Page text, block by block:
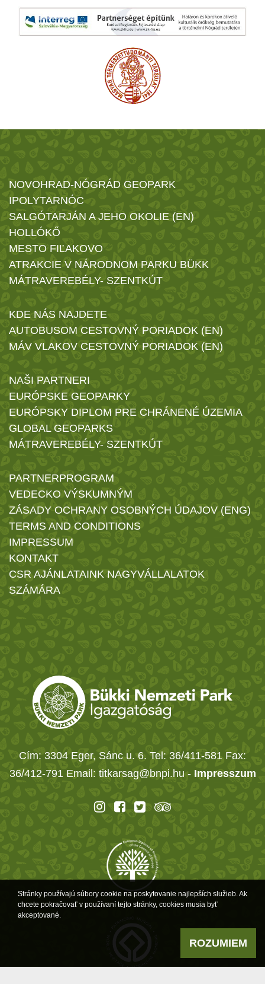
NOVOHRAD-NÓGRÁD GEOPARK
IPOLYTARNÓC
SALGÓTARJÁN A JEHO OKOLIE (EN)
HOLLÓKŐ
MESTO FIĽAKOVO
ATRAKCIE V NÁRODNOM PARKU BÜKK
MÁTRAVEREBÉLY- SZENTKÚT
KDE NÁS NAJDETE
AUTOBUSOM CESTOVNÝ PORIADOK (EN)
MÁV VLAKOV CESTOVNÝ PORIADOK (EN)
NAŠI PARTNERI
EURÓPSKE GEOPARKY
EURÓPSKY DIPLOM PRE CHRÁNENÉ ÚZEMIA
GLOBAL GEOPARKS
MÁTRAVEREBÉLY- SZENTKÚT
PARTNERPROGRAM
VEDECKO VÝSKUMNÝM
ZÁSADY OCHRANY OSOBNÝCH ÚDAJOV (ENG)
TERMS AND CONDITIONS
IMPRESSUM
KONTAKT
CSR AJÁNLATAINK NAGYVÁLLALATOK
SZÁMÁRA
Cím: 3304 Eger, Sánc u. 6. Tel: 36/411-581 Fax:
36/412-791 Email: titkarsag@bnpi.hu - Impresszum
Stránky používajú súbory cookie na poskytovanie najlepších služieb. Ak
chcete pokračovať v používaní tejto stránky, cookies musia byť
akceptované.
ROZUMIEM